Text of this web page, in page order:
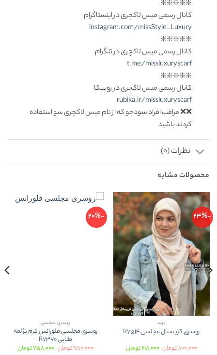
❇️❇️❇️❇️❇️
کانال رسمی میس لاکچری در اینستاگرام
instagram.com/missStyle_Luxury
❇️❇️❇️❇️❇️
کانال رسمی میس لاکچری در تلگرام
t.me/missluxuryscarf
❇️❇️❇️❇️❇️
کانال رسمی میس لاکچری در روبیکا
rubika.ir/missluxuryscarf
❌❌ مراقب افراد سودجو که از نام میس لاکچری سو استفاده
کردند باشید
نظرات (0)
محصولات مشابه
-23%
برند
روسری کریستال مجلسی R7514
۸۰۰,۰۰۰تومان قیمت
۶۱۸,۰۰۰تومانقیمت
-20%
روسری مجلسی
روسری مجلسی فلورانس کرم بژ لمه
طلایی R7370
۹۵۰,۰۰۰تومان قیمت
۷۵۸,۰۰۰تومانقیمت